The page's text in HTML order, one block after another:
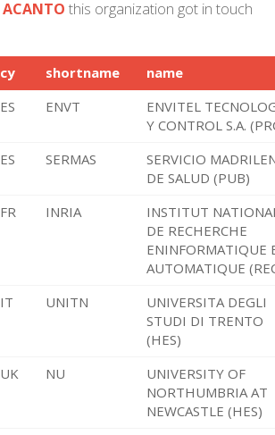
ACANTO this organization got in touch
cy shortname
name
ES ENVT
ENVITEL
Y CONTROL S.A.
ES SERMAS
SERVICIO
DE SALUD (PUB)
FR INRIA
INSTITUT
DE RECHERCHE
ENINFORMATIQUE
AUTOMATIQUE
IT UNITN
UNIVERSITA DEGLI
STUDI DI TRENTO
(HES)
UK NU
UNIVERSITY OF
NORTHUMBRIA AT
NEWCASTLE (HES)